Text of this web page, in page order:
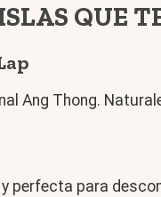
QUE
Ang Thong.
perfecta para